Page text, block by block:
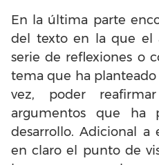
En la última parte
del texto en la que el
serie de reflexiones o
tema que ha
vez, poder
argumentos que ha
desarrollo. Adicional a
en claro el punto de